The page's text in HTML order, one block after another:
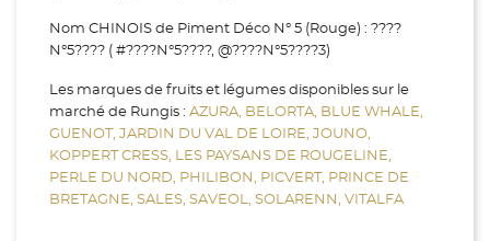
Nom CHINOIS de Piment Déco N° 5 (Rouge) : ????
N°5???? ( #????N°5????, @????N°5????3)
Les marques de fruits et légumes disponibles sur le
marché de Rungis : AZURA, BELORTA, BLUE WHALE,
GUENOT, JARDIN DU VAL DE LOIRE, JOUNO,
KOPPERT CRESS, LES PAYSANS DE ROUGELINE,
PERLE DU NORD, PHILIBON, PICVERT, PRINCE DE
BRETAGNE, SALES, SAVEOL, SOLARENN, VITALFA